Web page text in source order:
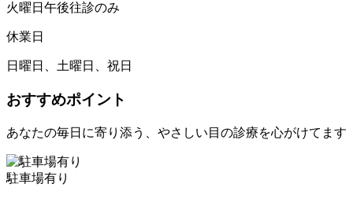
火曜日午後往診のみ
休業日
日曜日、土曜日、祝日
おすすめポイント
あなたの毎日に寄り添う、やさしい目の診療を心がけてます
駐車場有り